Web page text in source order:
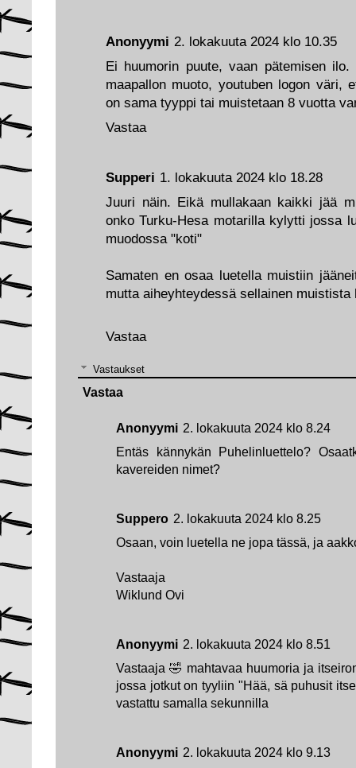
Supperi 1. lokakuuta 2024 klo 18.28
Juuri näin. Eikä mullakaan kaikki jää
onko Turku-Hesa motarilla kylytti jossa
muodossa "koti"
Samaten en osaa luetella muistiin
mutta aiheyhteydessä sellainen
Vastaa
Vastaukset
Anonyymi 2. lokakuuta 2024 klo 8.24
Entäs kännykän Puhelinluettelo?
kavereiden nimet?
Suppero 2. lokakuuta 2024 klo 8.25
Osaan, voin luetella ne jopa tässä, ja
Vastaaja
Wiklund Ovi
Anonyymi 2. lokakuuta 2024 klo 8.51
Vastaaja 🤣 mahtavaa huumoria ja
jossa jotkut on tyyliin "Hää, sä puhusit
vastattu samalla sekunnilla
Anonyymi 2. lokakuuta 2024 klo 9.13
Vastaa
Anonyymi 2. lokakuuta 2024 klo 10.35
Ei huumorin puute, vaan pätemisen
maapallon muoto, youtuben logon väri,
on sama tyyppi tai muistetaan 8 vuotta
Vastaa